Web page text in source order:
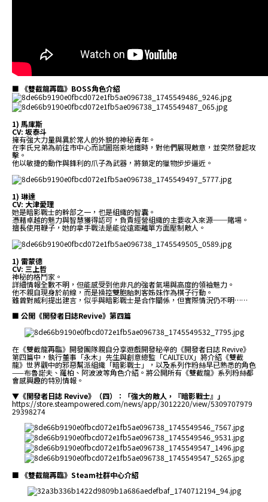
■ 《雙截龍再臨》BOSS角色介紹
1) 馬庫斯
CV: 坂泰斗
擁有強大力量與異於常人的外貌的神秘青年。
在李氏兄弟為前往市中心而試圖搭乘地鐵時，對他們展現敵意，並突然發起攻
擊。
他以敏捷的動作與鋒利的爪子為武器，將鎖定的獵物步步逼近。
1) 琳達
CV: 大津愛理
她是暗影戰士的幹部之一，也是組織的智囊。
憑藉卓越的魅力與智慧獲得認可，負責經營組織的主要收入來源──賭場。
擅長使用鞭子，她的拿手戰法是能從遠距離單方面壓制敵人。
1) 雷蒙德
CV: 三上哲
神秘的格鬥家。
詳細情報全數不明，但能感受到他非凡的強者氣場與高度的領袖魅力。
他不親自現身於前線，而是操控雙胞胎刺客姊妹作為棋子行動。
雖曾對威利提出建言，似乎與暗影戰士是合作關係，但實際情況仍不明……
■ 公開《開發者日誌Revive》第四篇
在《雙截龍再臨》開發團隊親自分享遊戲開發秘辛的《開發者日誌 Revive》
第四篇中，執行董事「永木」先生與創意總監「CAILTEUX」將介紹《雙截
龍》世界觀中的邪惡幫派組織「暗影戰士」，以及系列作粉絲早已熟悉的角色
——布魯諾夫、羅柏、阿波波等角色介紹。將公開所有《雙截龍》系列粉絲都
會感興趣的特別情報。
▼《開發者日誌 Revive》（四）：「強大的敵人，『暗影戰士』」
https://store.steampowered.com/news/app/3012220/view/5309707979
29398274
■ 《雙截龍再臨》Steam社群中心介紹